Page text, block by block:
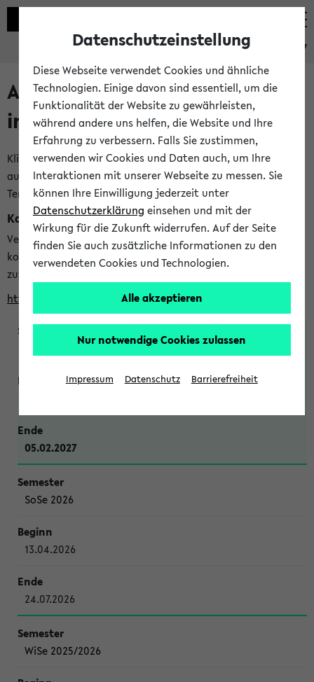
eKVV
Alle veröffentlichten Semester
im eKVV
Klicken Sie auf das Semester, welches Sie für Ihre Sitzung
auswählen möchten. Bitte beachten Sie auch die weiteren
Termine imKalender der Lehrplanung
Kalenderintegration
Verwenden Sie die folgende Adresse, um mit einer
kompatiblen Kalenderanwendung auf die Vorlesungszeiten
zuzugreifen (nähere Informationen
finden Sie hier
https://ekvv.uni-bielefeld.de/ws/calendar?vz
WiSe 2026/2027
05.02.2027
SoSe 2026
13.04.2026
24.07.2026
WiSe 2025/2026
Datenschutzeinstellung
Diese Webseite verwendet Cookies und ähnliche
Technologien. Einige davon sind essentiell, um die
Funktionalität der Website zu gewährleisten,
während andere uns helfen, die Website und Ihre
Erfahrung zu verbessern. Falls Sie zustimmen,
verwenden wir Cookies und Daten auch, um Ihre
Interaktionen mit unserer Webseite zu messen. Sie
können Ihre Einwilligung jederzeit unter
Datenschutzerklärung einsehen und mit der
Wirkung für die Zukunft widerrufen. Auf der Seite
finden Sie auch zusätzliche Informationen zu den
verwendeten Cookies und Technologien.
Alle akzeptieren
Nur notwendige Cookies zulassen
Impressum Datenschutz Barrierefreiheit